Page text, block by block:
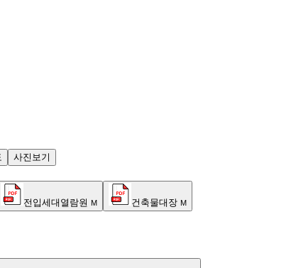
사진보기
전입세대열람원 M 건축물대장 M